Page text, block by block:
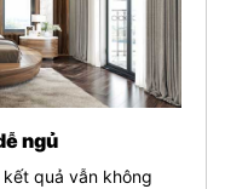
ngủ
quả vẫn không